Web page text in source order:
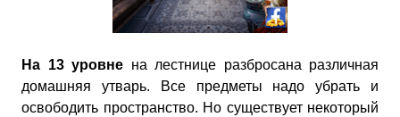
На 13 уровне на лестнице разбросана различная
домашняя утварь. Все предметы надо убрать и
освободить пространство. Но существует некоторый